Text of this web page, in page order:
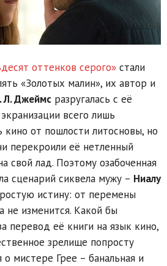
оттенков серого» стали
«Золотых малин», их автор и
Л. Джеймс разругалась с её
всего лишь
кино от пошлости литосновы, но
перекроили её нетленный
свой лад. Поэтому озабоченная
сценарий сиквела мужу – Ниалу
истину: от перемены
не изменится. Какой бы
перевод её книги на язык кино,
зрелище попросту
о мистере Грее – банальная и